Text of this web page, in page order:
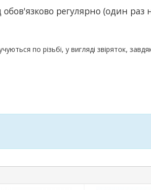
регулярно (один
по різьбі, у вигляді звіряток,